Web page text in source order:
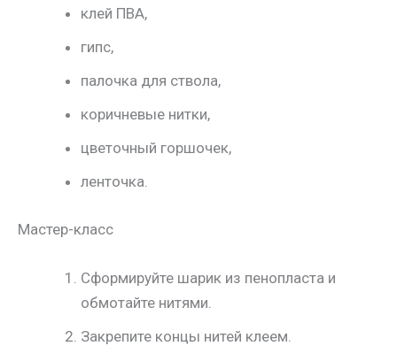
клей ПВА,
гипс,
палочка для ствола,
коричневые нитки,
цветочный горшочек,
ленточка.
Мастер-класс
Сформируйте шарик из пенопласта и
обмотайте нитями.
Закрепите концы нитей клеем.